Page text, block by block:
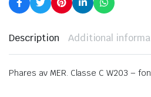
Description Additional
Phares av MER. Classe C W203 –